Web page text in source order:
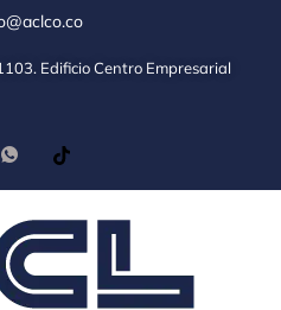
Edificio Centro Empresarial